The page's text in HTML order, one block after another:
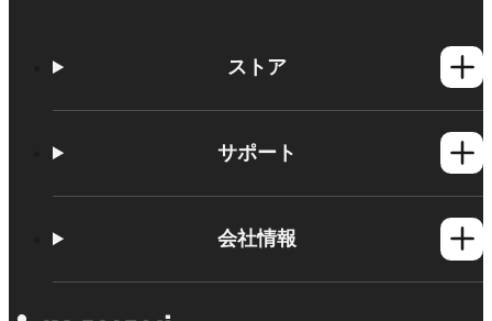
ストア
Mac製品
サポート
使い方
会社情報